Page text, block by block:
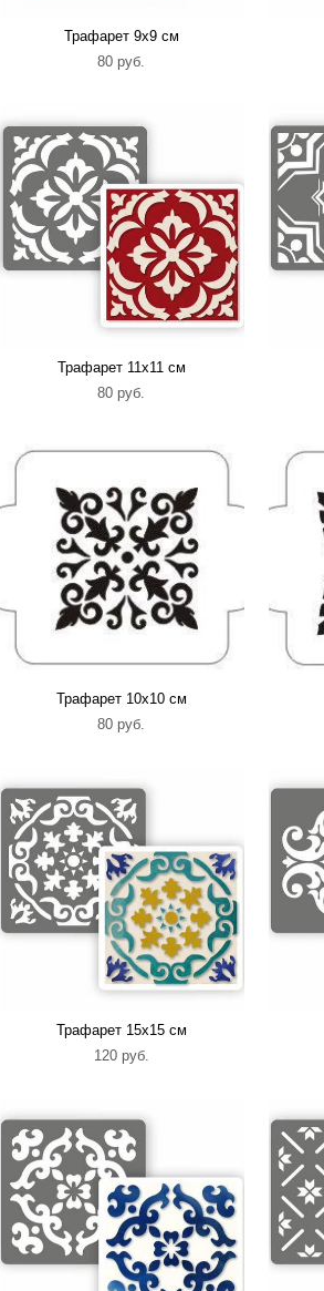
Трафарет 9х9 см
80 pуб.
Трафарет 11х11 см
80 pуб.
Трафарет 10х10 см
80 pуб.
Трафарет 15х15 см
120 pуб.